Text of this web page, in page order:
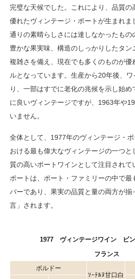
完璧な天候でした。これにより、品質の
優れたヴィンテージ・ポートが生まれま
通りの素晴らしさには達しなかったもの
豊かな果実味、構造のしっかりしたタ
複雑さを備え、現在でも多くのものが
ルとなっています。生産から20年後、
り、一部はすでに老化の兆候を示し始め
に良いヴィンテージですが、1963年や
いません。
全体として、1977年のヴィンテージ・
おける最も偉大なヴィンテージの一つと
質の高いポートワインとして注目されて
ポートは、ポート・ファミリーの中で最
バーであり、果実の品質と量の両方が揃
言」されます。
1977 ヴィンテージワイン ビン
フランス
ボルドー
ｿｰﾃﾙﾇ甘口白